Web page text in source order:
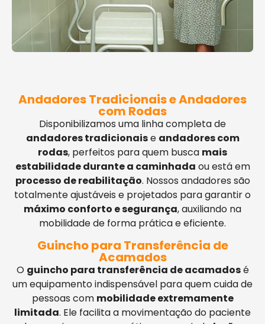
Andadores Tradicionais e Andadores
com Rodas
Disponibilizamos uma linha completa de
andadores tradicionaise andadores com
rodas, perfeitos para quem busca mais
estabilidade durante a caminhada ou está em
processo de reabilitação. Nossos andadores são
totalmente ajustáveis e projetados para garantir o
máximo conforto e segurança, auxiliando na
mobilidade de forma prática e eficiente.
Guincho para Transferência de
Acamados
O guincho para transferência de acamadosé
um equipamento indispensável para quem cuida de
pessoas com mobilidade extremamente
limitada. Ele facilita a movimentação do paciente